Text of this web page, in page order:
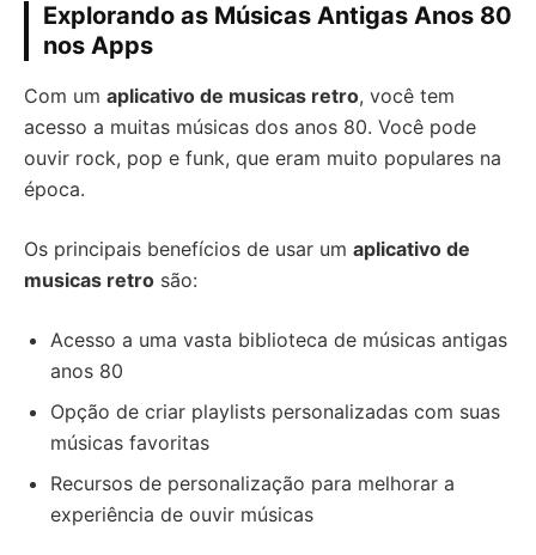
Explorando as Músicas Antigas Anos 80
nos Apps
Com um aplicativo de musicas retro, você tem
acesso a muitas músicas dos anos 80. Você pode
ouvir rock, pop e funk, que eram muito populares na
época.
Os principais benefícios de usar um aplicativo de
musicas retro são:
Acesso a uma vasta biblioteca de músicas antigas
anos 80
Opção de criar playlists personalizadas com suas
músicas favoritas
Recursos de personalização para melhorar a
experiência de ouvir músicas